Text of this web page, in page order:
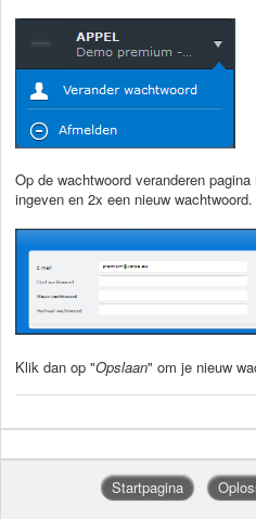
Op de wachtwoord veranderen
ingeven en 2x een nieuw wachtwoord.
Klik dan op "Opslaan" om je nieuw
Startpagina